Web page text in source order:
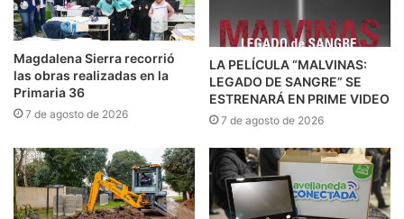
Magdalena Sierra recorrió
las obras realizadas en la
Primaria 36
7 de agosto de 2026
LA PELÍCULA “MALVINAS:
LEGADO DE SANGRE” SE
ESTRENARÁ EN PRIME VIDEO
7 de agosto de 2026